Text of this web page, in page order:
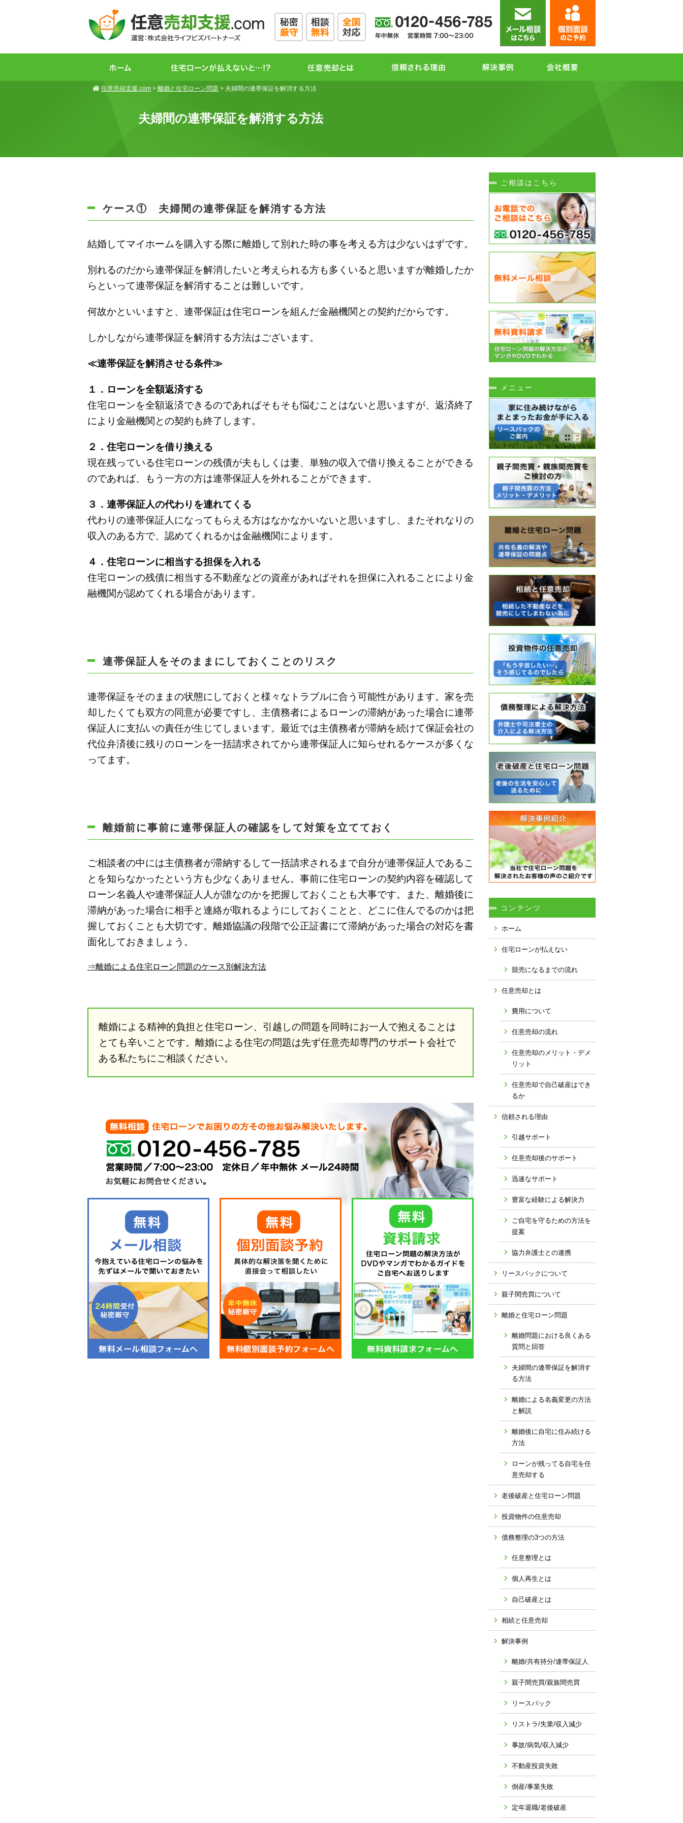
任意売却支援.com > 離婚と住宅ローン問題 > 夫婦間の連帯保証を解消する方法
夫婦間の連帯保証を解消する方法
ケース① 夫婦間の連帯保証を解消する方法
結婚してマイホームを購入する際に離婚して別れた時の事を考える方は少ないはずです。
別れるのだから連帯保証を解消したいと考えられる方も多くいると思いますが離婚したか
らといって連帯保証を解消することは難しいです。
何故かといいますと、連帯保証は住宅ローンを組んだ金融機関との契約だからです。
しかしながら連帯保証を解消する方法はございます。
≪連帯保証を解消させる条件≫
１．ローンを全額返済する
住宅ローンを全額返済できるのであればそもそも悩むことはないと思いますが、返済終了
により金融機関との契約も終了します。
２．住宅ローンを借り換える
現在残っている住宅ローンの残債が夫もしくは妻、単独の収入で借り換えることができる
のであれば、もう一方の方は連帯保証人を外れることができます。
３．連帯保証人の代わりを連れてくる
代わりの連帯保証人になってもらえる方はなかなかいないと思いますし、またそれなりの
収入のある方で、認めてくれるかは金融機関によります。
４．住宅ローンに相当する担保を入れる
住宅ローンの残債に相当する不動産などの資産があればそれを担保に入れることにより金
融機関が認めてくれる場合があります。
連帯保証人をそのままにしておくことのリスク
連帯保証をそのままの状態にしておくと様々なトラブルに合う可能性があります。家を売
却したくても双方の同意が必要ですし、主債務者によるローンの滞納があった場合に連帯
保証人に支払いの責任が生じてしまいます。最近では主債務者が滞納を続けて保証会社の
代位弁済後に残りのローンを一括請求されてから連帯保証人に知らせれるケースが多くな
ってます。
離婚前に事前に連帯保証人の確認をして対策を立てておく
ご相談者の中には主債務者が滞納するして一括請求されるまで自分が連帯保証人であるこ
とを知らなかったという方も少なくありません。事前に住宅ローンの契約内容を確認して
ローン名義人や連帯保証人人が誰なのかを把握しておくことも大事です。また、離婚後に
滞納があった場合に相手と連絡が取れるようにしておくことと、どこに住んでるのかは把
握しておくことも大切です。離婚協議の段階で公正証書にて滞納があった場合の対応を書
面化しておきましょう。
⇒離婚による住宅ローン問題のケース別解決方法
離婚による精神的負担と住宅ローン、引越しの問題を同時にお一人で抱えることは
とても辛いことです。離婚による住宅の問題は先ず任意売却専門のサポート会社で
ある私たちにご相談ください。
ご相談はこちら
メニュー
コンテンツ
ホーム
住宅ローンが払えない
競売になるまでの流れ
任意売却とは
費用について
任意売却の流れ
任意売却のメリット・デメ
リット
任意売却で自己破産はでき
るか
信頼される理由
引越サポート
任意売却後のサポート
迅速なサポート
豊富な経験による解決力
ご自宅を守るための方法を
提案
協力弁護士との連携
リースバックについて
親子間売買について
離婚と住宅ローン問題
離婚問題における良くある
質問と回答
夫婦間の連帯保証を解消す
る方法
離婚による名義変更の方法
と解説
離婚後に自宅に住み続ける
方法
ローンが残ってる自宅を任
意売却する
老後破産と住宅ローン問題
投資物件の任意売却
債務整理の3つの方法
任意整理とは
個人再生とは
自己破産とは
相続と任意売却
解決事例
離婚/共有持分/連帯保証人
親子間売買/親族間売買
リースバック
リストラ/失業/収入減少
事故/病気/収入減少
不動産投資失敗
倒産/事業失敗
定年退職/老後破産